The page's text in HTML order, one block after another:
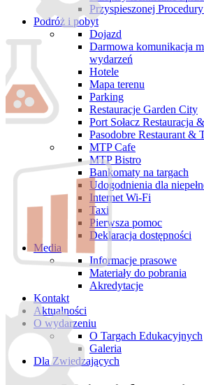
Przyspieszonej
Podróż i pobyt
Dojazd
Darmowa komunikacja
wydarzeń
Hotele
Mapa terenu
Parking
Restauracje Garden City
Port Sołacz Restauracja
Pasodobre Restaurant &
MTP Cafe
MTP Bistro
Bankomaty na targach
Udogodnienia dla
Internet Wi-Fi
Taxi
Pierwsza pomoc
Deklaracja dostępności
Media
Informacje prasowe
Materiały do pobrania
Akredytacje
Kontakt
Aktualności
O wydarzeniu
O Targach Edukacyjnych
Galeria
Dla Zwiedzających